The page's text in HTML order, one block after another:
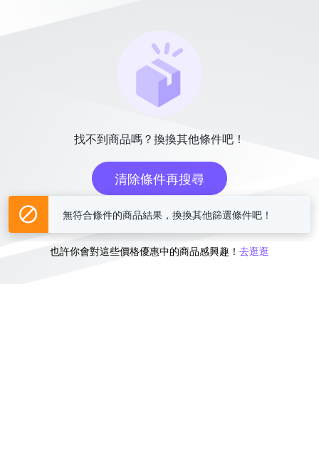
找不到商品嗎？換換其他條件吧！
清除條件再搜尋
或
也許你會對這些價格優惠中的商品感興趣！ 去逛逛
無符合條件的商品結果，換換其他篩選條件吧！